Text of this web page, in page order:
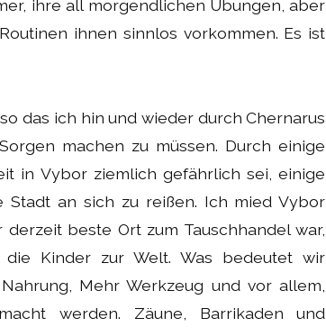
ihre all morgendlichen Übungen, aber
ihnen sinnlos vorkommen. Es ist
das ich hin und wieder durch Chernarus
machen zu müssen. Durch einige
in Vybor ziemlich gefährlich sei, einige
Stadt an sich zu reißen. Ich mied Vybor
beste Ort zum Tauschhandel war,
Kinder zur Welt. Was bedeutet wir
Mehr Werkzeug und vor allem,
werden. Zäune, Barrikaden und